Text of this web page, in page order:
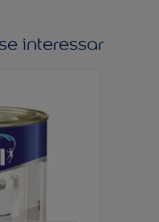
interessar